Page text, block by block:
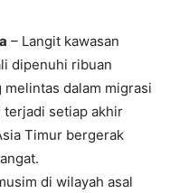
– Langit kawasan
dipenuhi ribuan
dalam migrasi
terjadi setiap akhir
Timur bergerak
di wilayah asal